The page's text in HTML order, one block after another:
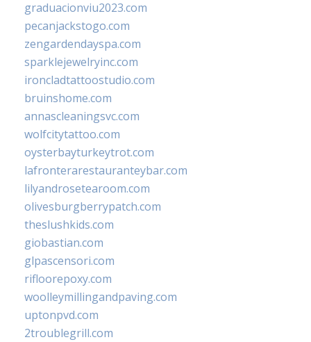
graduacionviu2023.com
pecanjackstogo.com
zengardendayspa.com
sparklejewelryinc.com
ironcladtattoostudio.com
bruinshome.com
annascleaningsvc.com
wolfcitytattoo.com
oysterbayturkeytrot.com
lafronterarestauranteybar.com
lilyandrosetearoom.com
olivesburgberrypatch.com
theslushkids.com
giobastian.com
glpascensori.com
rifloorepoxy.com
woolleymillingandpaving.com
uptonpvd.com
2troublegrill.com